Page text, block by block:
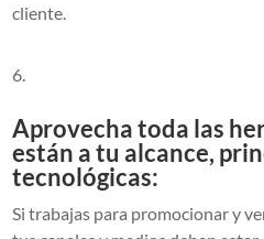
cliente.
Aprovecha toda las
están a tu alcance,
tecnológicas:
Si trabajas para promocionar y